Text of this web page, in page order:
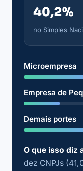
40,2%
no Simples
Microempresa
Empresa de
Demais portes
O que isso diz
dez CNPJs